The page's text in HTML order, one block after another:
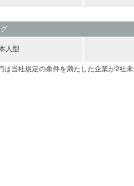
人型
当社規定の条件を満たした企業が2社未